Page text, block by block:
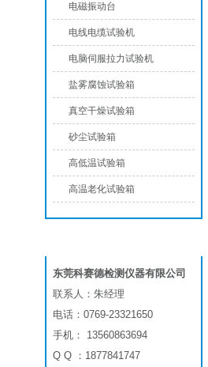
电磁振动台
电线电缆试验机
电脑伺服拉力试验机
盐雾腐蚀试验箱
真空干燥试验箱
砂尘试验箱
高低温试验箱
高温老化试验箱
东莞科赛德检测仪器有限公司
联系人：朱经理
电话：0769-23321650
手机： 13560863694
Q Q ：1877841747